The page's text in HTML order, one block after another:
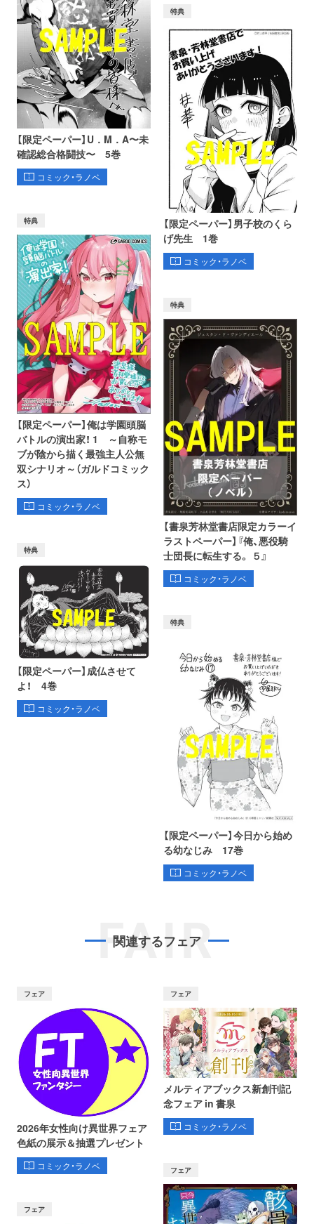
【限定ペーパー】U．M．A〜未
確認総合格闘技〜 5巻
コミック・ラノベ
特典
【限定ペーパー】男子校のくら
げ先生 1巻
コミック・ラノベ
特典
【限定ペーパー】俺は学園頭脳
バトルの演出家！ 1 ～自称モ
ブが陰から描く最強主人公無
双シナリオ～（ガルドコミック
ス）
コミック・ラノベ
特典
【書泉芳林堂書店限定カラーイ
ラストペーパー】『俺、悪役騎
士団長に転生する。 ５』
コミック・ラノベ
特典
【限定ペーパー】成仏させて
よ！ 4巻
コミック・ラノベ
特典
【限定ペーパー】今日から始め
る幼なじみ 17巻
コミック・ラノベ
FAIR
関連するフェア
フェア
2026年女性向け異世界フェア
色紙の展示＆抽選プレゼント
コミック・ラノベ
フェア
メルティアブックス新創刊記
念フェア in 書泉
コミック・ラノベ
フェア
フェア